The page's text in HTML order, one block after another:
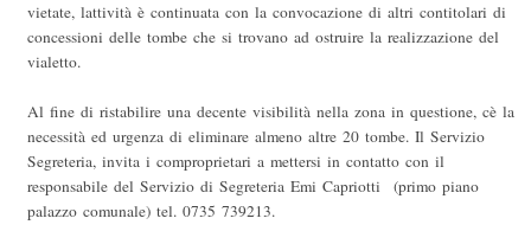
vietate, lattività è continuata con la convocazione di altri contitolari di
concessioni delle tombe che si trovano ad ostruire la realizzazione del
vialetto.
Al fine di ristabilire una decente visibilità nella zona in questione, cè la
necessità ed urgenza di eliminare almeno altre 20 tombe. Il Servizio
Segreteria, invita i comproprietari a mettersi in contatto con il
responsabile del Servizio di Segreteria Emi Capriotti (primo piano
palazzo comunale) tel. 0735 739213.